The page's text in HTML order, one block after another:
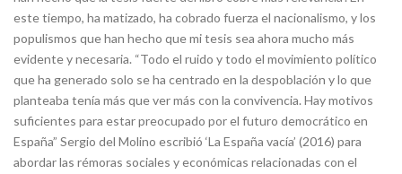
este tiempo, ha matizado, ha cobrado fuerza el nacionalismo, y los
populismos que han hecho que mi tesis sea ahora mucho más
evidente y necesaria. “Todo el ruido y todo el movimiento político
que ha generado solo se ha centrado en la despoblación y lo que
planteaba tenía más que ver más con la convivencia. Hay motivos
suficientes para estar preocupado por el futuro democrático en
España” Sergio del Molino escribió ‘La España vacía’ (2016) para
abordar las rémoras sociales y económicas relacionadas con el